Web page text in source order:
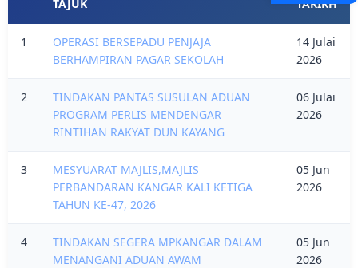
TAJUK TARIKH
1
OPERASI BERSEPADU PENJAJA
BERHAMPIRAN PAGAR SEKOLAH
14 Julai
2026
2
TINDAKAN PANTAS SUSULAN ADUAN
PROGRAM PERLIS MENDENGAR
RINTIHAN RAKYAT DUN KAYANG
06 Julai
2026
3
MESYUARAT MAJLIS,MAJLIS
PERBANDARAN KANGAR KALI KETIGA
TAHUN KE-47, 2026
05 Jun
2026
4
TINDAKAN SEGERA MPKANGAR DALAM
MENANGANI ADUAN AWAM
05 Jun
2026